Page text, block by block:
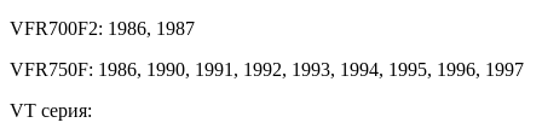
VFR700F2: 1986, 1987
VFR750F: 1986, 1990, 1991, 1992, 1993, 1994, 1995, 1996, 1997
VT серия: